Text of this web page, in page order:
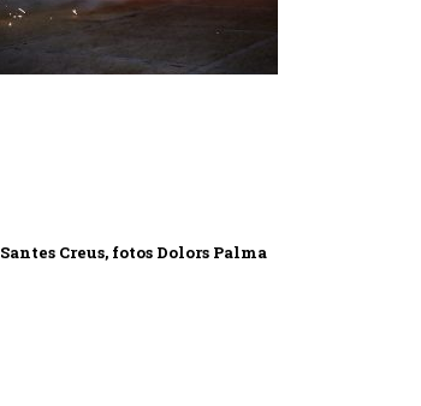
Santes Creus, fotos Dolors Palma